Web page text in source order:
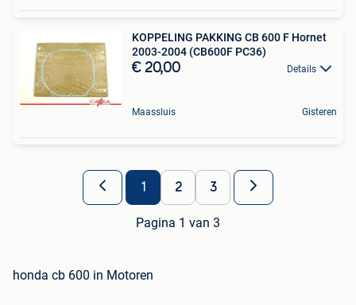
KOPPELING PAKKING CB 600 F Hornet
2003-2004 (CB600F PC36)
€ 20,00 Details
Maassluis Gisteren
1 2 3
Pagina 1 van 3
honda cb 600 in Motoren